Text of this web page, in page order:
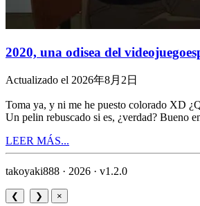
2020, una odisea del
Actualizado el 2026年8月2日
Toma ya, y ni me he puesto colorado XD
Un pelin rebuscado si es, ¿verdad? Bueno
LEER MÁS...
takoyaki888 · 2026 · v1.2.0
❮ ❯ ×